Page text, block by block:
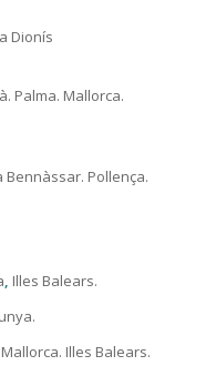
Dionís
Palma. Mallorca.
Bennàssar. Pollença.
, Illes Balears.
Illes Balears.